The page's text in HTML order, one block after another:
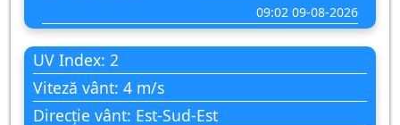
09:02 09-08-2026
UV Index: 2
Viteză vânt: 4 m/s
Direcție vânt: Est-Sud-Est